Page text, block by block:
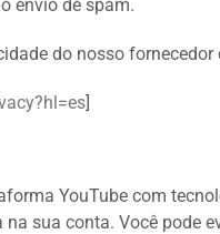
envio de spam.
do nosso fornecedor
]
YouTube com
sua conta. Você pode